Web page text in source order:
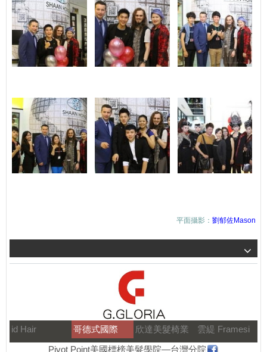
平面攝影： 劉郁佐Mason
id Hair 哥德式國際 欣達美髮椅業
雲緹 Framesi
Pivot Point美國標榜美髮學院—台灣分院